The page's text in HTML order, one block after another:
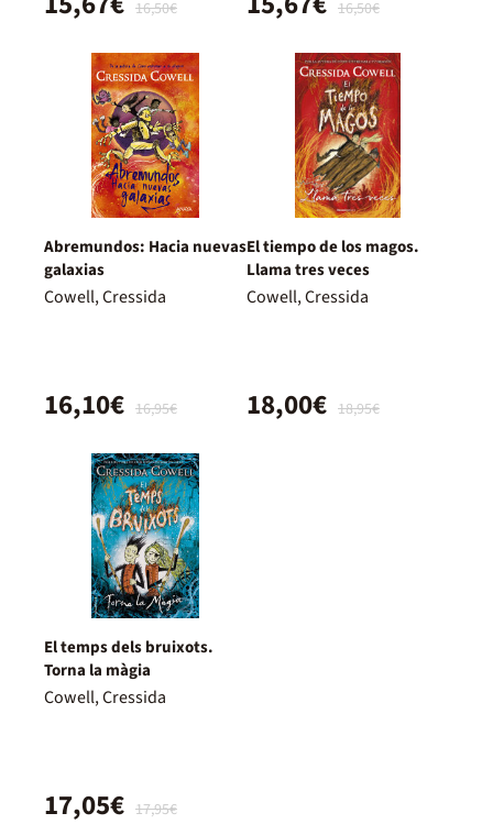
16,50€ 16,50€
Abremundos: Hacia nuevas
galaxias
Cowell, Cressida
16,95€
16,10€
El tiempo de los magos.
Llama tres veces
Cowell, Cressida
18,95€
18,00€
El temps dels bruixots.
Torna la màgia
Cowell, Cressida
17,95€
17,05€